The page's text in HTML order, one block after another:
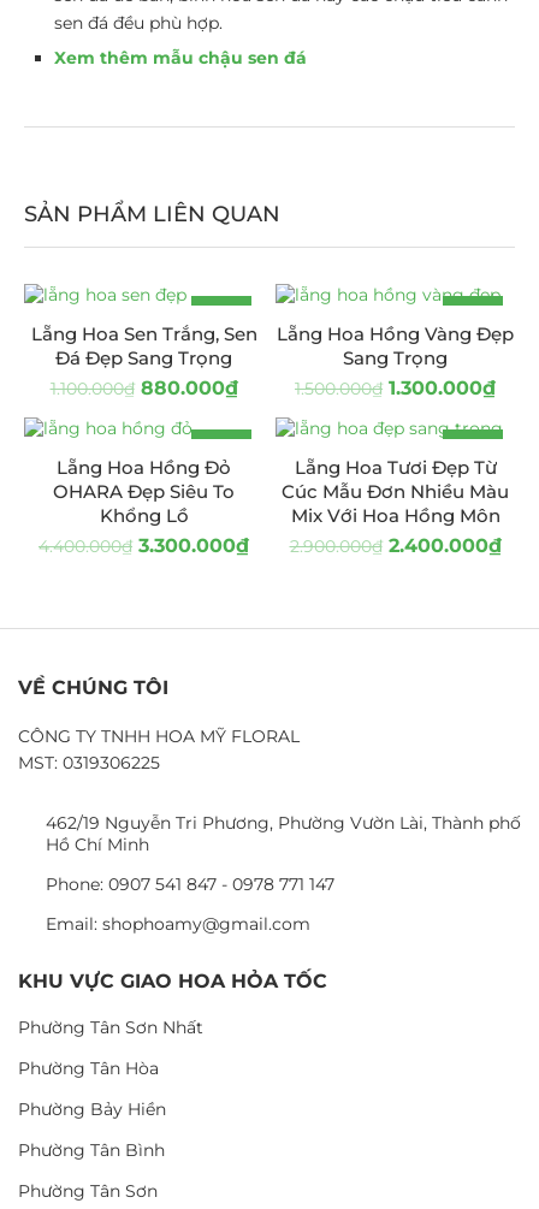
sen đá đều phù hợp.
Xem thêm mẫu chậu sen đá
SẢN PHẨM LIÊN QUAN
-20%
Lẵng Hoa Sen Trắng, Sen
Đá Đẹp Sang Trọng
1.100.000₫ 880.000₫
-13%
HOT
Lẵng Hoa Hồng Vàng Đẹp
Sang Trọng
1.500.000₫ 1.300.000₫
-25%
Lẵng Hoa Hồng Đỏ
OHARA Đẹp Siêu To
Khổng Lồ
4.400.000₫ 3.300.000₫
-17%
Lẵng Hoa Tươi Đẹp Từ
Cúc Mẫu Đơn Nhiều Màu
Mix Với Hoa Hồng Môn
2.900.000₫ 2.400.000₫
VỀ CHÚNG TÔI
CÔNG TY TNHH HOA MỸ FLORAL
MST: 0319306225
462/19 Nguyễn Tri Phương, Phường Vườn Lài, Thành phố
Hồ Chí Minh
Phone: 0907 541 847 - 0978 771 147
Email: shophoamy@gmail.com
KHU VỰC GIAO HOA HỎA TỐC
Phường Tân Sơn Nhất
Phường Tân Hòa
Phường Bảy Hiền
Phường Tân Bình
Phường Tân Sơn